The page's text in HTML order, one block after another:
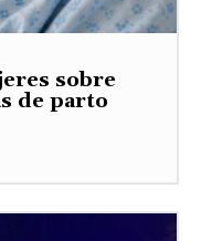
sobre
de parto